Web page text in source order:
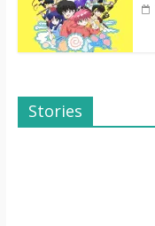
Stories
Dicas de Filmes
Para o Fim de